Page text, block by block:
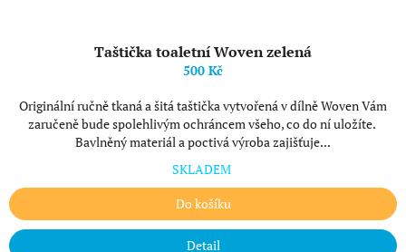
Taštička toaletní Woven zelená
500 Kč
Originální ručně tkaná a šitá taštička vytvořená v dílně Woven Vám
zaručeně bude spolehlivým ochráncem všeho, co do ní uložíte.
Bavlněný materiál a poctivá výroba zajišťuje...
SKLADEM
Do košíku
Detail